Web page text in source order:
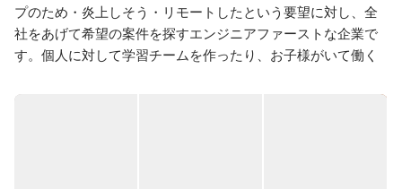
プのため・炎上しそう・リモートしたという要望に対し、全
社をあげて希望の案件を探すエンジニアファーストな企業で
す。個人に対して学習チームを作ったり、お子様がいて働く
ンジニアが楽しく、そして成長できるような環境を提供しま